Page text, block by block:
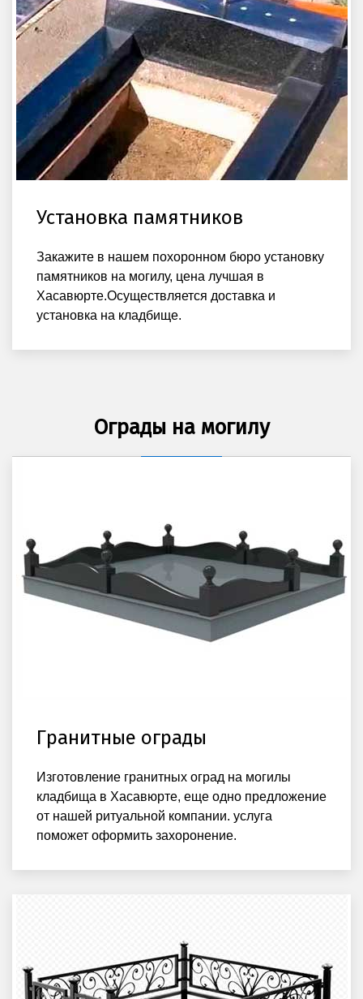
Установка памятников
Закажите в нашем похоронном бюро установку
памятников на могилу, цена лучшая в
Хасавюрте.Осуществляется доставка и
установка на кладбище.
Ограды на могилу
Гранитные ограды
Изготовление гранитных оград на могилы
кладбища в Хасавюрте, еще одно предложение
от нашей ритуальной компании. услуга
поможет оформить захоронение.